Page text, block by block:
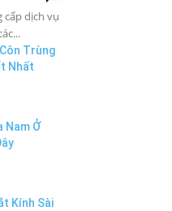
dịch vụ
Trùng
Nhất
Nam Ở
Kính Sài